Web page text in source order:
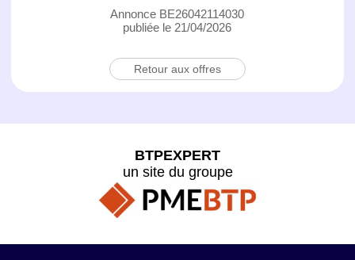
Annonce BE26042114030
publiée le 21/04/2026
Retour aux offres
BTPEXPERT
un site du groupe